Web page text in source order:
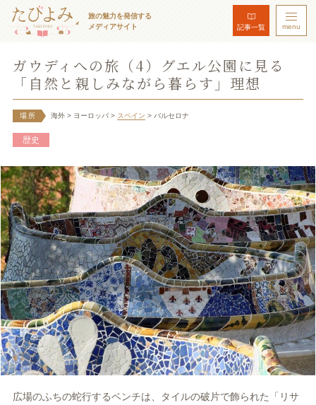
旅の魅力を発信する
メディアサイト
記事一覧 menu
ガウディへの旅（4）グエル公園に見る
「自然と親しみながら暮らす」理想
場所 海外 > ヨーロッパ > スペイン > バルセロナ
歴史
広場のふちの蛇行するベンチは、タイルの破片で飾られた「リサ